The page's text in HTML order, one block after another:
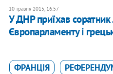
10 травня 2015, 16:57
У ДНР приїхав
Європарламенту і
ФРАНЦІЯ